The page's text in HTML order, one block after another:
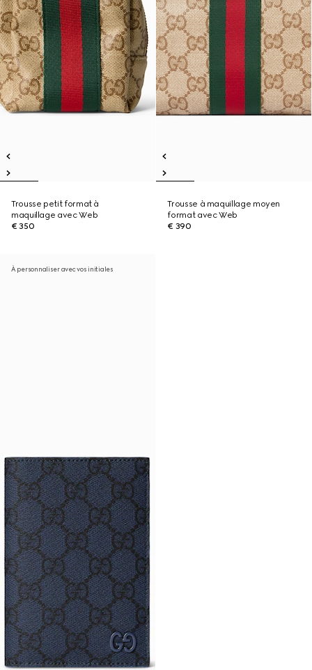
Trousse petit format à
maquillage avec Web
€ 350
Trousse à maquillage moyen
format avec Web
€ 390
À personnaliser avec vos initiales